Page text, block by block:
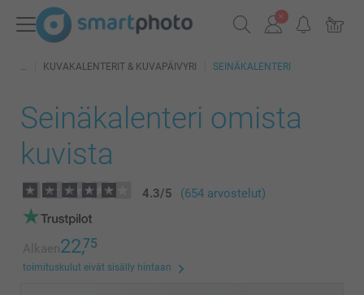
KUVAKALENTERIT & KUVAPÄIVYRI SEINÄKALENTERI
Seinäkalenteri omista
kuvista
4.3/5 (654 arvostelut)
Alkaen22,75
toimituskulut eivät sisälly hintaan